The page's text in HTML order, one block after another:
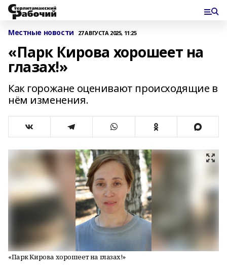
Местные новости 27 АВГУСТА 2025, 11:25
«Парк Кирова хорошеет на
глазах!»
Как горожане оценивают происходящие в
нём изменения.
«Парк Кирова хорошеет на глазах!»